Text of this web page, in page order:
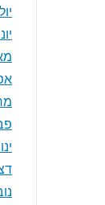
יולי
יוני
מאי